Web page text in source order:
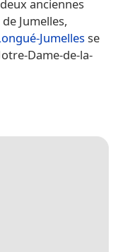
anciennes
Jumelles,
Jumellesse
Dame-de-la-